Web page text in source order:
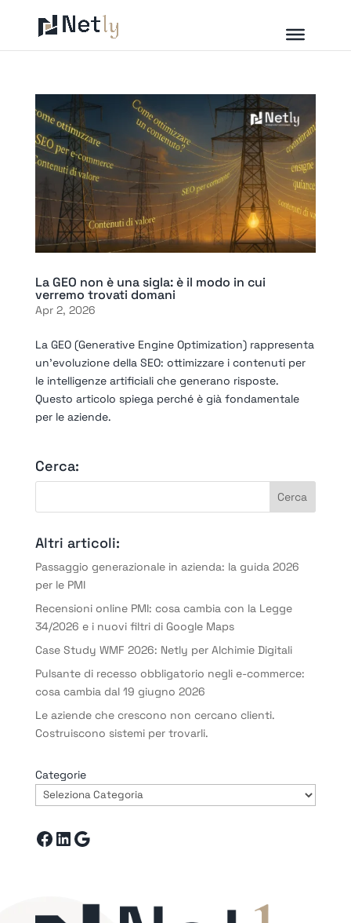
La GEO non è una sigla: è il modo in cui
verremo trovati domani
Apr 2, 2026
La GEO (Generative Engine Optimization) rappresenta
un’evoluzione della SEO: ottimizzare i contenuti per
le intelligenze artificiali che generano risposte.
Questo articolo spiega perché è già fondamentale
per le aziende.
Cerca:
Altri articoli:
Passaggio generazionale in azienda: la guida 2026
per le PMI
Recensioni online PMI: cosa cambia con la Legge
34/2026 e i nuovi filtri di Google Maps
Case Study WMF 2026: Netly per Alchimie Digitali
Pulsante di recesso obbligatorio negli e-commerce:
cosa cambia dal 19 giugno 2026
Le aziende che crescono non cercano clienti.
Costruiscono sistemi per trovarli.
Categorie
Facebook
LinkedIn
Google